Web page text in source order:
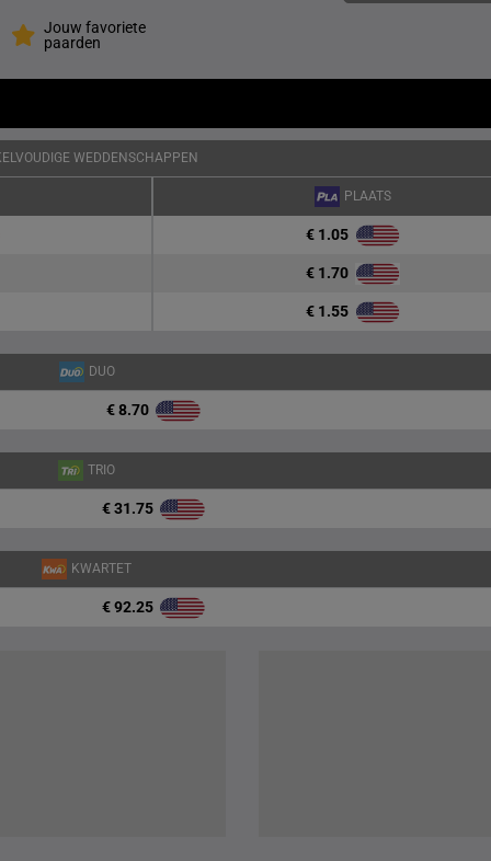
Jouw favoriete
paarden
WEDDENSCHAPPEN
PLAATS
€ 1.05
€ 1.70
€ 1.55
DUO
€ 8.70
TRIO
€ 31.75
KWARTET
€ 92.25